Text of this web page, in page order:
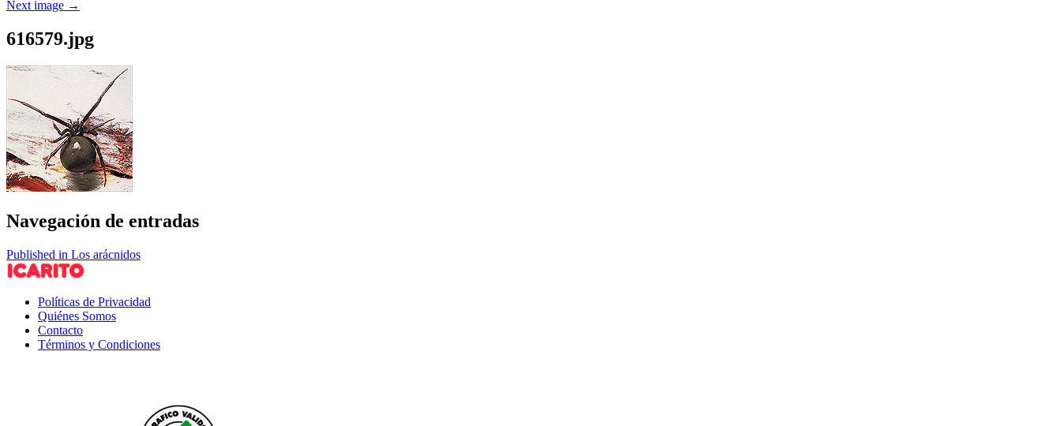
Next image →
616579.jpg
Navegación de entradas
Published in Los arácnidos
Políticas de Privacidad
Quiénes Somos
Contacto
Términos y Condiciones